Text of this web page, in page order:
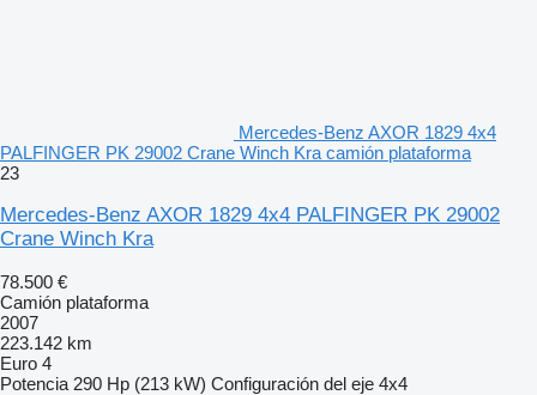
Mercedes-Benz AXOR 1829 4x4
PALFINGER PK 29002 Crane Winch Kra camión plataforma
23
Mercedes-Benz AXOR 1829 4x4 PALFINGER PK 29002
Crane Winch Kra
78.500 €
Camión plataforma
2007
223.142 km
Euro 4
Potencia 290 Hp (213 kW) Configuración del eje 4x4